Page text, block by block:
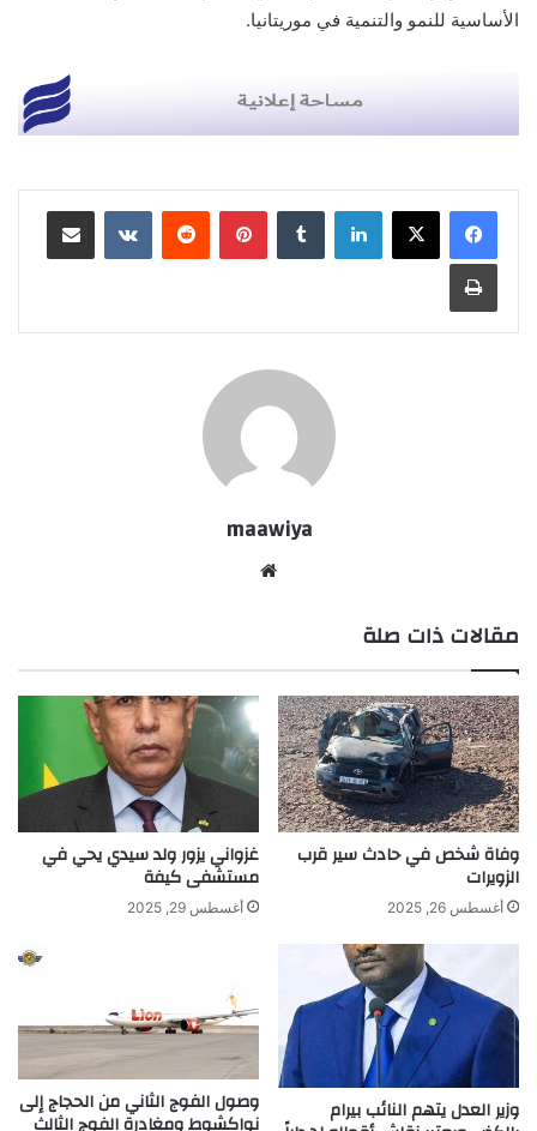
الأساسية للنمو والتنمية في موريتانيا.
لينكدإن بينتيريست مشاركة عبر البريد
طباعة
maawiya
مقالات ذات صلة
وفاة شخص في حادث سير قرب
الزويرات
أغسطس 26, 2025
غزواني يزور ولد سيدي يحي في
مستشفى كيفة
أغسطس 29, 2025
وزير العدل يتهم النائب بيرام وصول الفوج الثاني من الحجاج إلى